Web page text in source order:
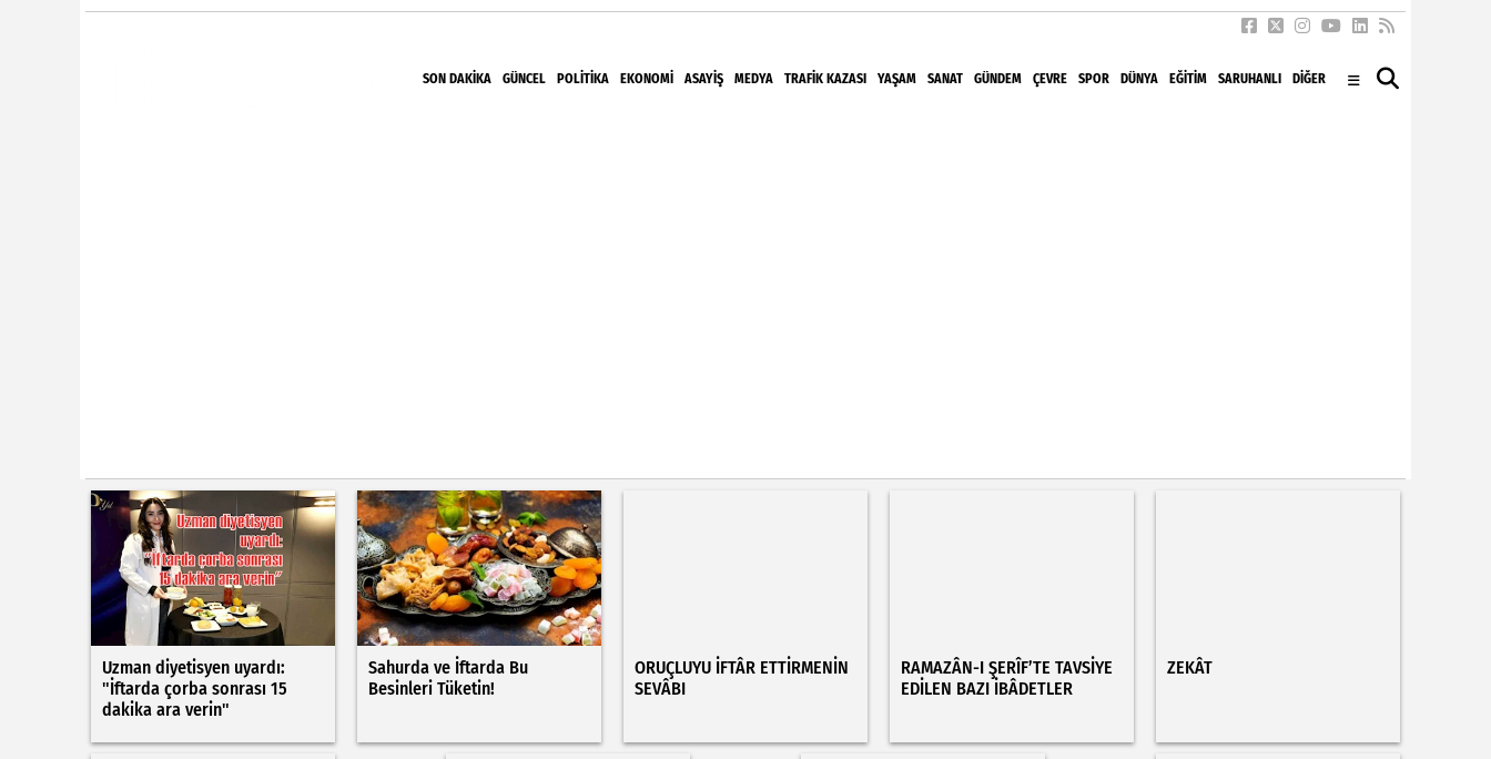
SON DAKIKA GÜNCEL POLITIKA EKONOMI ASAYIŞ MEDYA TRAFIK KAZASI YAŞAM SANAT GÜNDEM ÇEVRE SPOR DÜNYA EĞITIM SARUHANLI DİĞER
RAMAZAN
ORUÇ
HABERLERI
Uzman diyetisyen uyardı:
"İftarda çorba sonrası 15
dakika ara verin"
Sahurda ve İftarda Bu
Besinleri Tüketin!
ORUÇLUYU İFTÂR ETTİRMENİN
SEVÂBI
RAMAZÂN-I ŞERÎF’TE TAVSİYE
EDİLEN BAZI İBÂDETLER
ZEKÂT